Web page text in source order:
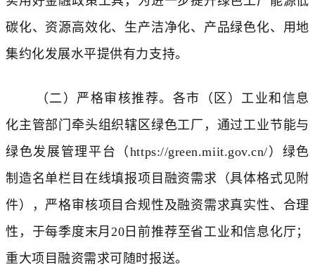
碳化、资源高效化、生产洁净化、产品绿色化、用地
集约化发展水平提供有力支持。
（二）严格审核推荐。 各市（区）工业和信息
化主管部门牵头组织辖区绿色工厂，通过工业节能与
绿色发展管理平台（ https://green.miit.gov.cn/ ）绿色
制造名单栏目在线填报项目融资需求（具体格式见附
件），严格审核项目合规性及融资需求真实性、合理
性，于每季度末月20日前推荐至省工业和信息化厅；
重大项目融资需求可随时报送。